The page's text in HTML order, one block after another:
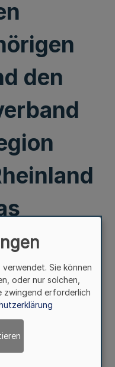
den
2023
Sie können
oder nur solchen,
zwingend erforderlich